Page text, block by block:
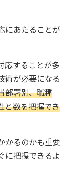
にあたることが
応することが多
術が必要になる
部署別、職種
と数を把握でき
かるのかも重要
に把握できるよ